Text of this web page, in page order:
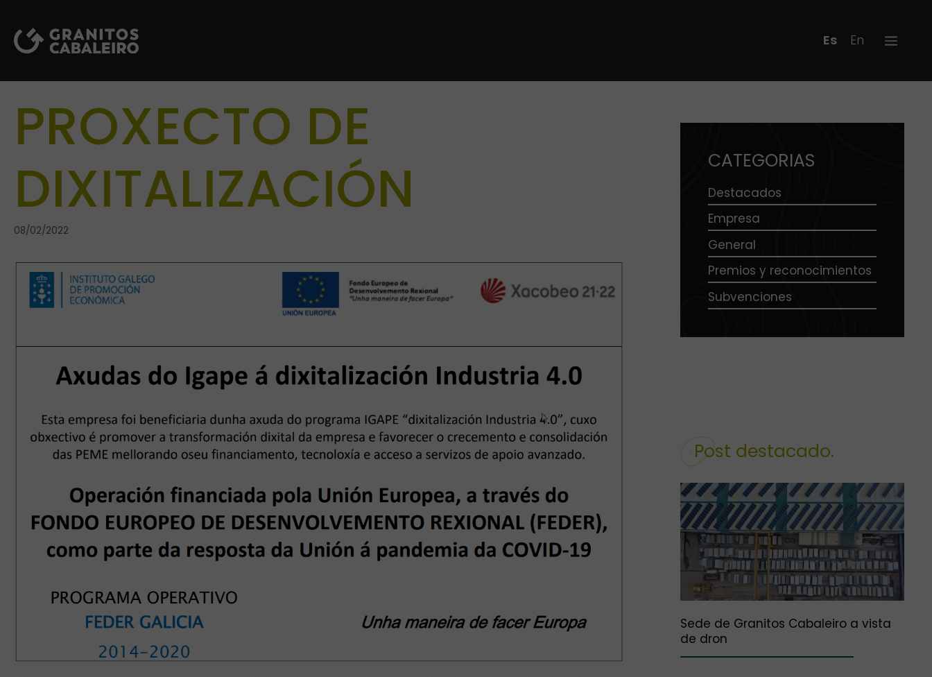
contenido
EspañolEnglish
PROXECTO DE
DIXITALIZACIÓN
08/02/2022
CATEGORIAS
Destacados
Empresa
General
Premios y reconocimientos
Subvenciones
Post destacado.
Sede de Granitos Cabaleiro a vista
de dron